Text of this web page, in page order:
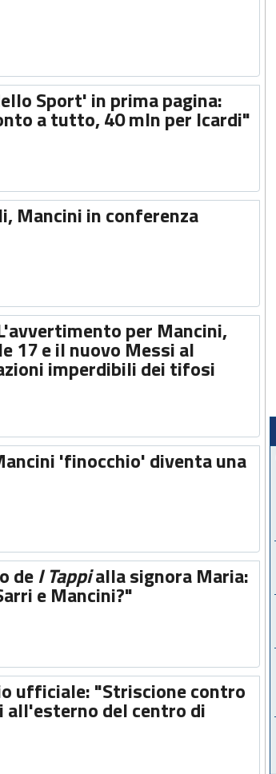
Sport' in prima pagina:
a tutto, 40 mln per Icardi"
Mancini in conferenza
per Mancini,
17 e il nuovo Messi al
imperdibili dei tifosi
'finocchio' diventa una
deI Tappialla signora Maria:
e Mancini?"
ufficiale: "Striscione contro
all'esterno del centro di